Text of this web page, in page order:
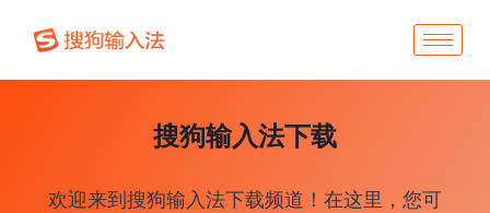
搜狗输入法下载
欢迎来到搜狗输入法下载频道！在这里，您可